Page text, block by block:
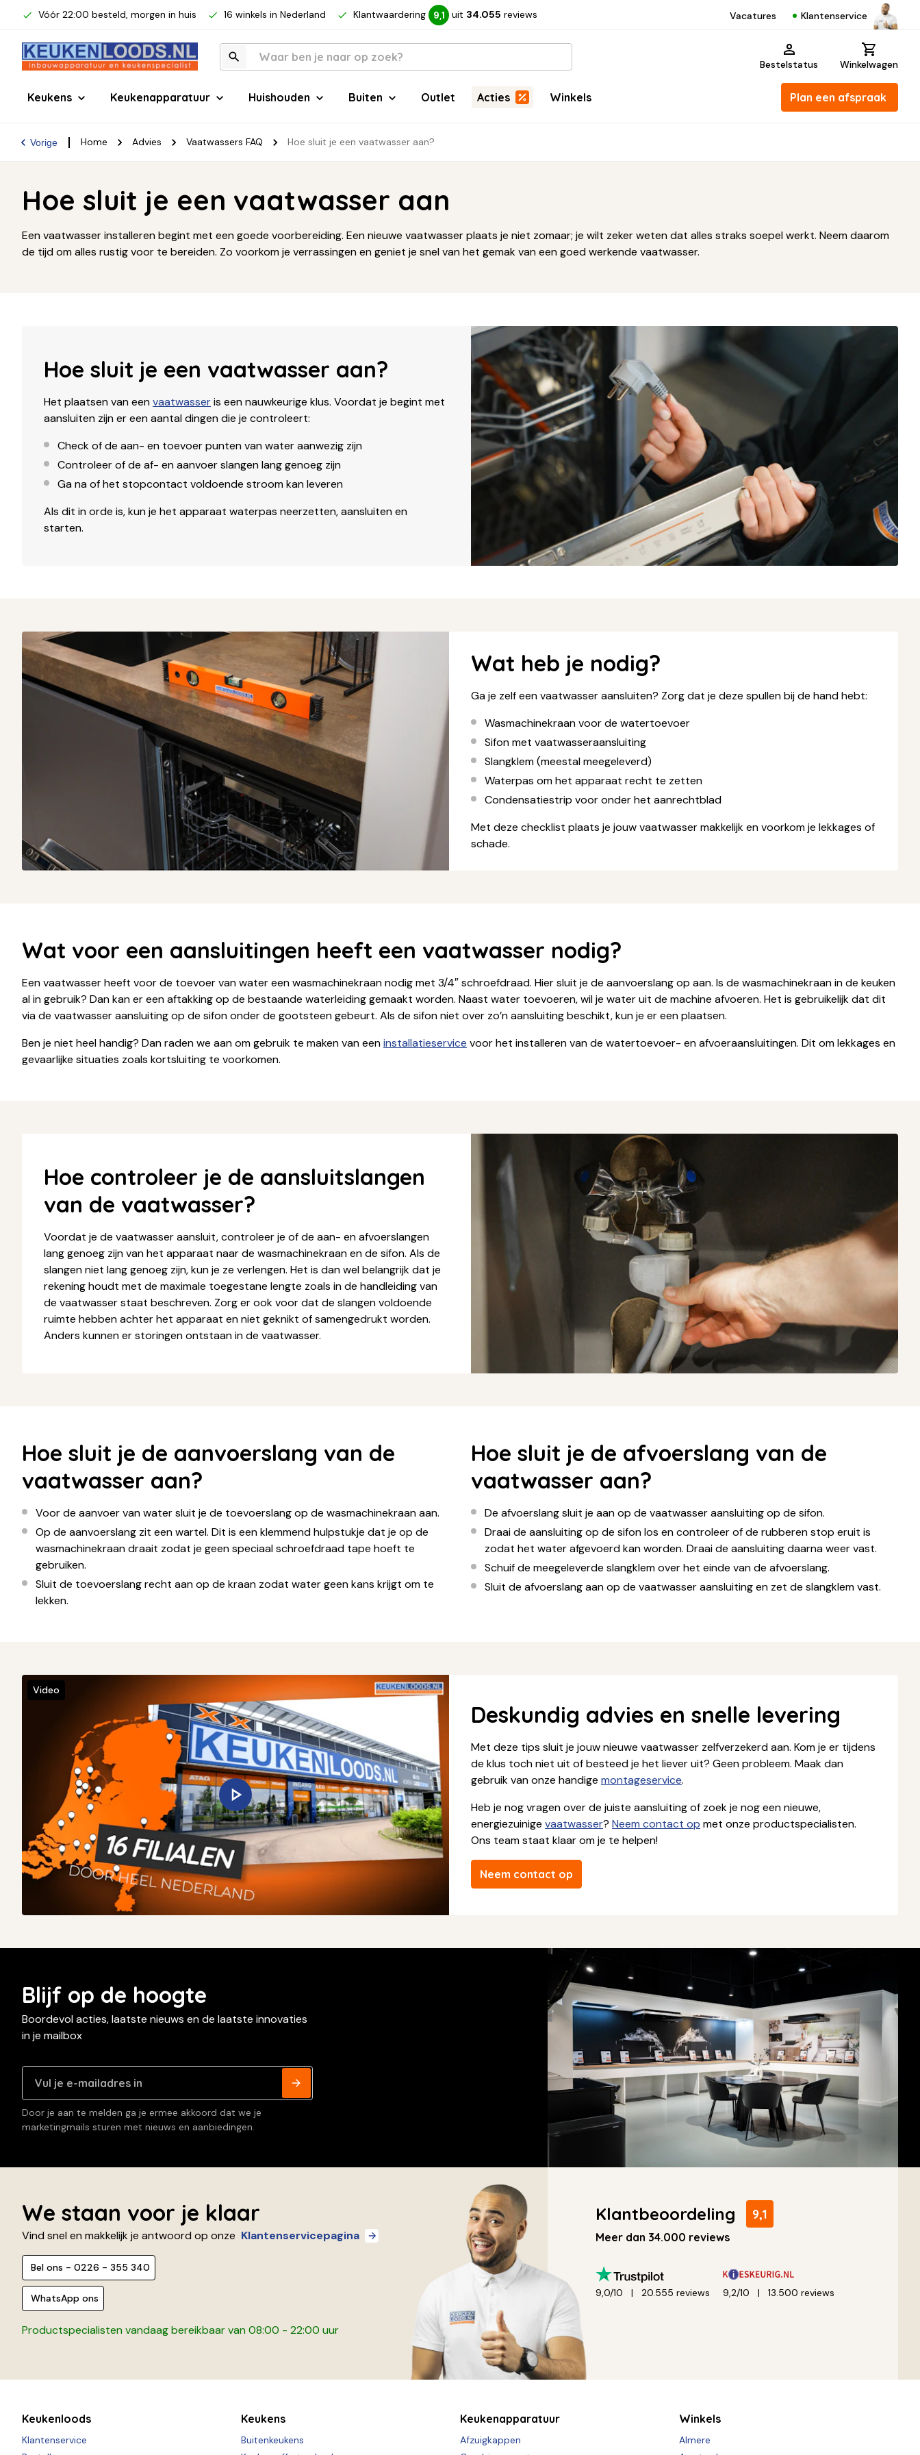
Vóór 22:00 besteld, morgen in huis 16 winkels in Nederland Klantwaardering 9,1 uit 34.055 reviews Vacatures Klantenservice
Bestelstatus Winkelwagen
Keukens Keukenapparatuur Huishouden Buiten Outlet Acties Winkels Plan een afspraak
Vorige Home Advies Vaatwassers FAQ Hoe sluit je een vaatwasser aan?
Hoe sluit je een vaatwasser aan
Een vaatwasser installeren begint met een goede voorbereiding. Een nieuwe vaatwasser plaats je niet zomaar; je wilt zeker weten dat alles straks soepel werkt. Neem daarom
de tijd om alles rustig voor te bereiden. Zo voorkom je verrassingen en geniet je snel van het gemak van een goed werkende vaatwasser.
Hoe sluit je een vaatwasser aan?
Het plaatsen van eenvaatwasseris een nauwkeurige klus. Voordat je begint met
aansluiten zijn er een aantal dingen die je controleert:
Check of de aan- en toevoer punten van water aanwezig zijn
Controleer of de af- en aanvoer slangen lang genoeg zijn
Ga na of het stopcontact voldoende stroom kan leveren
Als dit in orde is, kun je het apparaat waterpas neerzetten, aansluiten en
starten.
Wat heb je nodig?
Ga je zelf een vaatwasser aansluiten? Zorg dat je deze spullen bij de hand hebt:
Wasmachinekraan voor de watertoevoer
Sifon met vaatwasseraansluiting
Slangklem (meestal meegeleverd)
Waterpas om het apparaat recht te zetten
Condensatiestrip voor onder het aanrechtblad
Met deze checklist plaats je jouw vaatwasser makkelijk en voorkom je lekkages of
schade.
Wat voor een aansluitingen heeft een vaatwasser nodig?
Een vaatwasser heeft voor de toevoer van water een wasmachinekraan nodig met 3/4″ schroefdraad. Hier sluit je de aanvoerslang op aan. Is de wasmachinekraan in de keuken
al in gebruik? Dan kan er een aftakking op de bestaande waterleiding gemaakt worden. Naast water toevoeren, wil je water uit de machine afvoeren. Het is gebruikelijk dat dit
via de vaatwasser aansluiting op de sifon onder de gootsteen gebeurt. Als de sifon niet over zo’n aansluiting beschikt, kun je er een plaatsen.
Ben je niet heel handig? Dan raden we aan om gebruik te maken van eeninstallatieservice voor het installeren van de watertoevoer- en afvoeraansluitingen. Dit om lekkages en
gevaarlijke situaties zoals kortsluiting te voorkomen.
Hoe controleer je de aansluitslangen
van de vaatwasser?
Voordat je de vaatwasser aansluit, controleer je of de aan- en afvoerslangen
lang genoeg zijn van het apparaat naar de wasmachinekraan en de sifon. Als de
slangen niet lang genoeg zijn, kun je ze verlengen. Het is dan wel belangrijk dat je
rekening houdt met de maximale toegestane lengte zoals in de handleiding van
de vaatwasser staat beschreven. Zorg er ook voor dat de slangen voldoende
ruimte hebben achter het apparaat en niet geknikt of samengedrukt worden.
Anders kunnen er storingen ontstaan in de vaatwasser.
Hoe sluit je de aanvoerslang van de
vaatwasser aan?
Voor de aanvoer van water sluit je de toevoerslang op de wasmachinekraan aan.
Op de aanvoerslang zit een wartel. Dit is een klemmend hulpstukje dat je op de
wasmachinekraan draait zodat je geen speciaal schroefdraad tape hoeft te
gebruiken.
Sluit de toevoerslang recht aan op de kraan zodat water geen kans krijgt om te
lekken.
Hoe sluit je de afvoerslang van de
vaatwasser aan?
De afvoerslang sluit je aan op de vaatwasser aansluiting op de sifon.
Draai de aansluiting op de sifon los en controleer of de rubberen stop eruit is
zodat het water afgevoerd kan worden. Draai de aansluiting daarna weer vast.
Schuif de meegeleverde slangklem over het einde van de afvoerslang.
Sluit de afvoerslang aan op de vaatwasser aansluiting en zet de slangklem vast.
Deskundig advies en snelle levering
Met deze tips sluit je jouw nieuwe vaatwasser zelfverzekerd aan. Kom je er tijdens
de klus toch niet uit of besteed je het liever uit? Geen probleem. Maak dan
gebruik van onze handige montageservice.
Heb je nog vragen over de juiste aansluiting of zoek je nog een nieuwe,
energiezuinige vaatwasser? Neem contact op met onze productspecialisten.
Ons team staat klaar om je te helpen!
Neem contact op
Video
Blijf op de hoogte
Boordevol acties, laatste nieuws en de laatste innovaties
in je mailbox
Door je aan te melden ga je ermee akkoord dat we je
marketingmails sturen met nieuws en aanbiedingen.
We staan voor je klaar
Vind snel en makkelijk je antwoord op onze Klantenservicepagina
Bel ons - 0226 - 355 340
WhatsApp ons
Productspecialisten vandaag bereikbaar van 08:00 - 22:00 uur
Klantbeoordeling 9,1
Meer dan 34.000 reviews
9,0/10 20.555 reviews 9,2/10 13.500 reviews
Keukenloods
Klantenservice
Keukens
Buitenkeukens
Keukenapparatuur
Afzuigkappen
Winkels
Almere